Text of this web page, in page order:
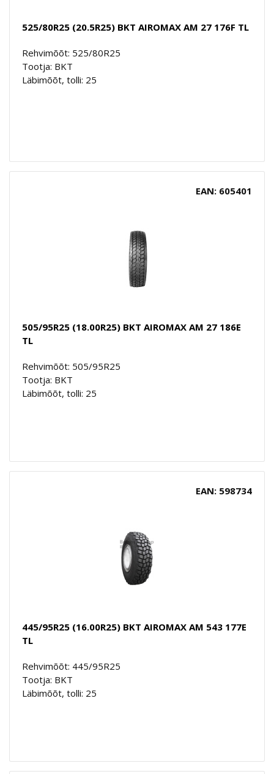
525/80R25 (20.5R25) BKT AIROMAX AM 27 176F TL
Rehvimõõt: 525/80R25
Tootja: BKT
Läbimõõt, tolli: 25
EAN: 605401
505/95R25 (18.00R25) BKT AIROMAX AM 27 186E
TL
Rehvimõõt: 505/95R25
Tootja: BKT
Läbimõõt, tolli: 25
EAN: 598734
445/95R25 (16.00R25) BKT AIROMAX AM 543 177E
TL
Rehvimõõt: 445/95R25
Tootja: BKT
Läbimõõt, tolli: 25